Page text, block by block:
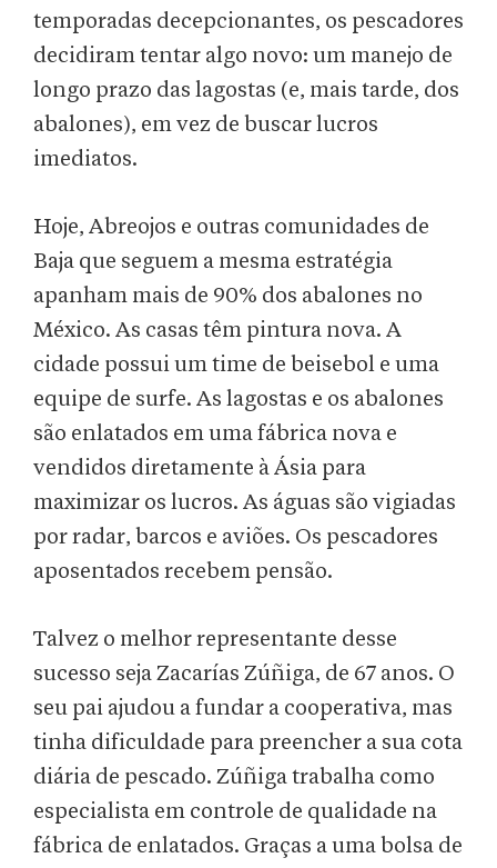
temporadas decepcionantes, os pescadores
decidiram tentar algo novo: um manejo de
longo prazo das lagostas (e, mais tarde, dos
abalones), em vez de buscar lucros
imediatos.
Hoje, Abreojos e outras comunidades de
Baja que seguem a mesma estratégia
apanham mais de 90% dos abalones no
México. As casas têm pintura nova. A
cidade possui um time de beisebol e uma
equipe de surfe. As lagostas e os abalones
são enlatados em uma fábrica nova e
vendidos diretamente à Ásia para
maximizar os lucros. As águas são vigiadas
por radar, barcos e aviões. Os pescadores
aposentados recebem pensão.
Talvez o melhor representante desse
sucesso seja Zacarías Zúñiga, de 67 anos. O
seu pai ajudou a fundar a cooperativa, mas
tinha dificuldade para preencher a sua cota
diária de pescado. Zúñiga trabalha como
especialista em controle de qualidade na
fábrica de enlatados. Graças a uma bolsa de